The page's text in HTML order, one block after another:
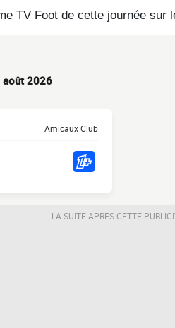
TV Foot de cette journée sur